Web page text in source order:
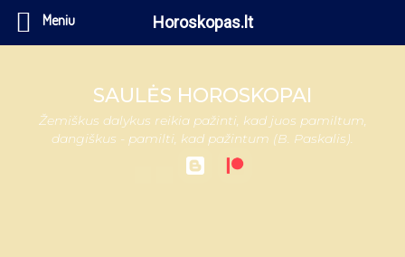
SAULĖS HOROSKOPAI
Žemiškus dalykus reikia pažinti, kad juos pamiltum,
dangiškus - pamilti, kad pažintum (B. Paskalis).
Meniu Horoskopas.lt